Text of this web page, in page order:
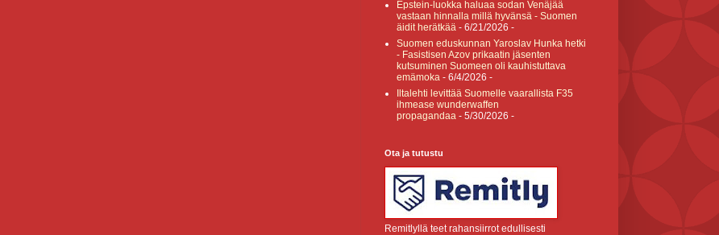
Epstein-luokka haluaa sodan Venäjää
vastaan hinnalla millä hyvänsä - Suomen
äidit herätkää - 6/21/2026 -
Suomen eduskunnan Yaroslav Hunka hetki
- Fasistisen Azov prikaatin jäsenten
kutsuminen Suomeen oli kauhistuttava
emämoka - 6/4/2026 -
Iltalehti levittää Suomelle vaarallista F35
ihmease wunderwaffen
propagandaa - 5/30/2026 -
Ota ja tutustu
Remitlyllä teet rahansiirrot edullisesti